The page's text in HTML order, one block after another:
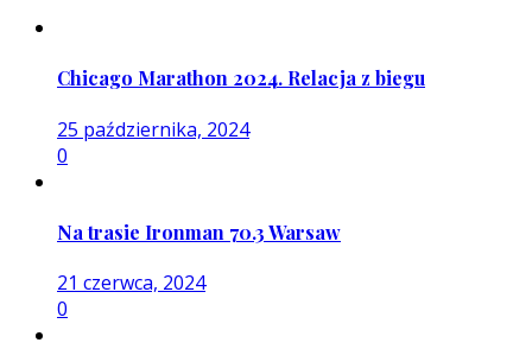
Chicago Marathon 2024. Relacja z biegu
25 października, 2024
0
Na trasie Ironman 70.3 Warsaw
21 czerwca, 2024
0